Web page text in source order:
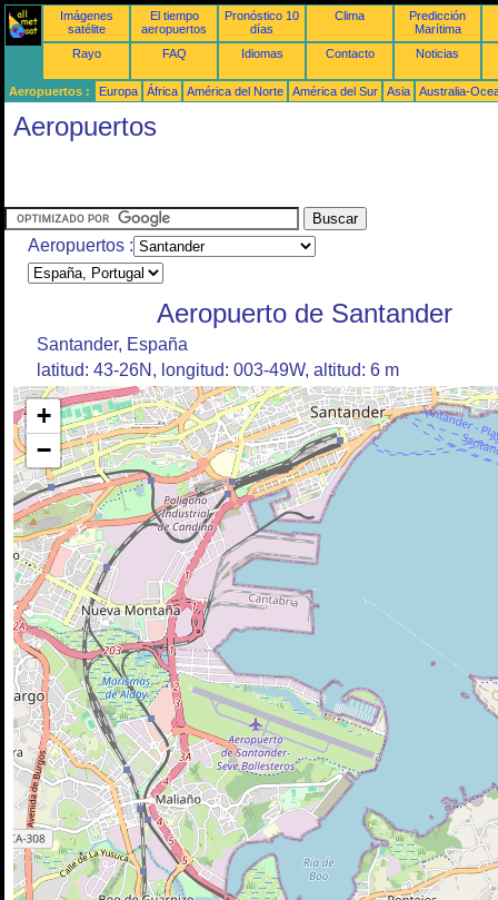
Imágenes
satélite
El tiempo
aeropuertos
Pronóstico 10
días
Clima
Predicción
Marítima
Rayo
FAQ Idiomas Contacto Noticias
Aeropuertos : Europa África América del Norte América del Sur Asia Australia-
Aeropuertos
Aeropuertos :
Aeropuerto de Santander
Santander, España
latitud: 43-26N, longitud: 003-49W, altitud: 6 m
+
−